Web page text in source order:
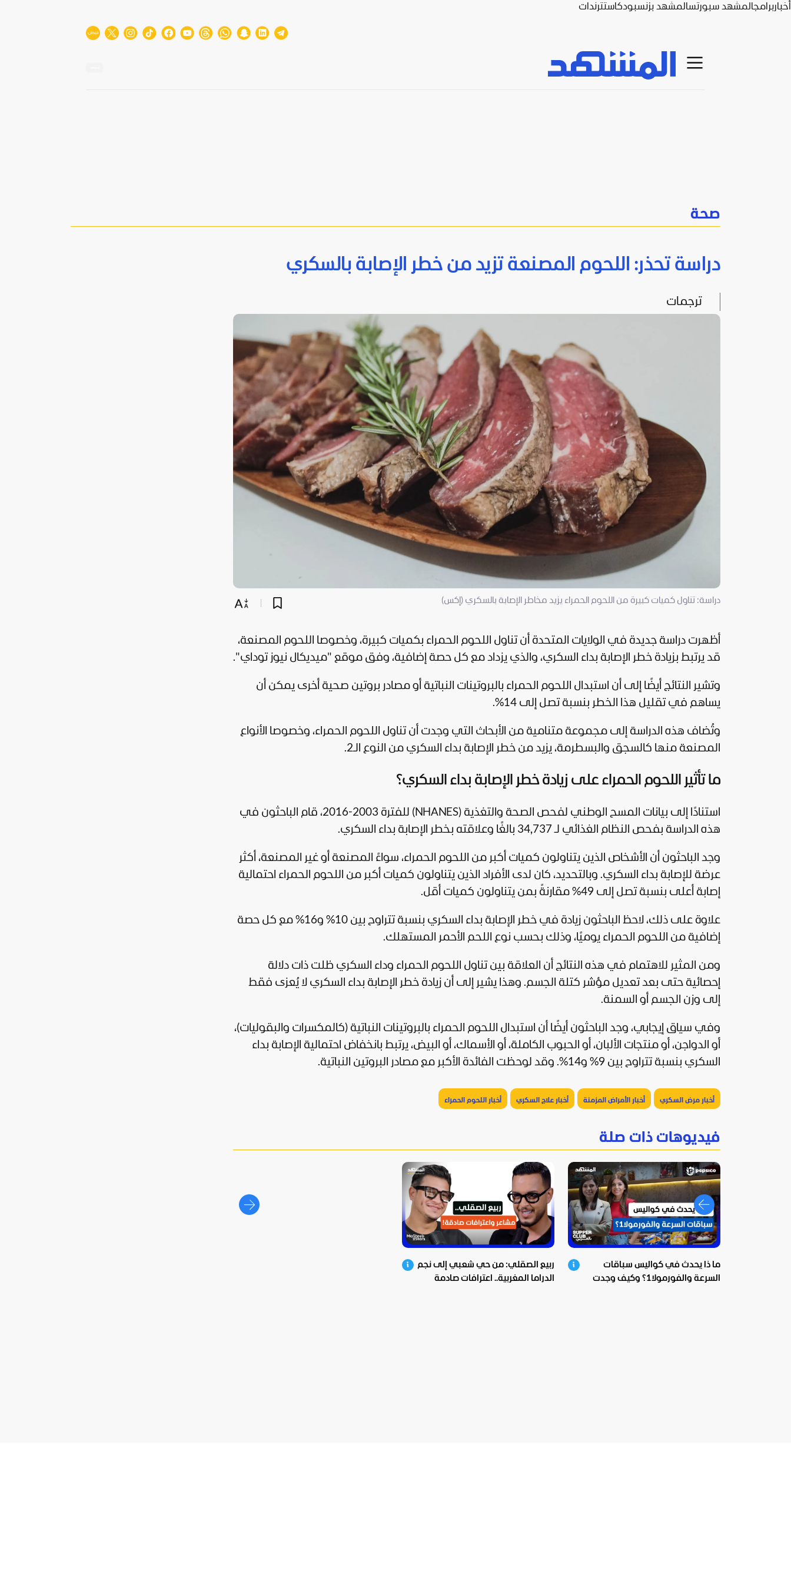
أخباربرامجالمشهد سبورتسالمشهد بزنسبودكاستترندات
صحة
دراسة تحذر: اللحوم المصنعة تزيد من خطر الإصابة بالسكري
ترجمات
دراسة: تناول كميات كبيرة من اللحوم الحمراء يزيد مخاطر الإصابة بالسكري (إكس)
أظهرت دراسة جديدة في الولايات المتحدة أن تناول اللحوم الحمراء بكميات كبيرة، وخصوصا اللحوم المصنعة،
قد يرتبط بزيادة خطر الإصابة بداء السكري، والذي يزداد مع كل حصة إضافية، وفق موقع "ميديكال نيوز توداي".
وتشير النتائج أيضًا إلى أن استبدال اللحوم الحمراء بالبروتينات النباتية أو مصادر بروتين صحية أخرى يمكن أن
يساهم في تقليل هذا الخطر بنسبة تصل إلى 14%.
وتُضاف هذه الدراسة إلى مجموعة متنامية من الأبحاث التي وجدت أن تناول اللحوم الحمراء، وخصوصا الأنواع
المصنعة منها كالسجق والبسطرمة، يزيد من خطر الإصابة بداء السكري من النوع الـ2.
ما تأثير اللحوم الحمراء على زيادة خطر الإصابة بداء السكري؟
استنادًا إلى بيانات المسح الوطني لفحص الصحة
والتغذية (NHANES) للفترة 2003-2016، قام الباحثون في
هذه الدراسة بفحص النظام الغذائي لـ 34,737 بالغًا وعلاقته بخطر الإصابة بداء السكري.
وجد الباحثون أن الأشخاص الذين يتناولون كميات أكبر من اللحوم الحمراء، سواءً المصنعة أو غير المصنعة، أكثر
عرضة للإصابة بداء السكري. وبالتحديد، كان لدى الأفراد الذين يتناولون كميات أكبر من اللحوم الحمراء احتمالية
إصابة أعلى بنسبة تصل إلى 49% مقارنةً بمن يتناولون كميات أقل.
علاوة على ذلك، لاحظ الباحثون زيادة في خطر الإصابة بداء السكري بنسبة تتراوح بين 10% و16% مع كل حصة
إضافية من اللحوم الحمراء يوميًا، وذلك بحسب نوع اللحم الأحمر المستهلك.
ومن المثير للاهتمام في هذه النتائج أن العلاقة بين تناول اللحوم الحمراء وداء السكري ظلت ذات دلالة
إحصائية حتى بعد تعديل مؤشر كتلة الجسم. وهذا يشير إلى أن زيادة خطر الإصابة بداء السكري لا يُعزى فقط
إلى وزن الجسم أو السمنة.
وفي سياق إيجابي، وجد الباحثون أيضًا أن استبدال اللحوم الحمراء بالبروتينات النباتية (كالمكسرات والبقوليات)،
أو الدواجن، أو منتجات الألبان، أو الحبوب الكاملة، أو الأسماك، أو البيض، يرتبط بانخفاض احتمالية الإصابة بداء
السكري بنسبة تتراوح بين 9% و14%. وقد لوحظت الفائدة الأكبر مع مصادر البروتين النباتية.
أخبار مرض السكري أخبار الأمراض المزمنة أخبار علاج السكري أخبار اللحوم الحمراء
فيديوهات ذات صلة
ما ذا يحدث في كواليس سباقات
السرعة والفورمولا1؟ وكيف وجدت
ربيع الصقلي: من حي شعبي إلى نجم
الدراما المغربية.. اعترافات صادمة